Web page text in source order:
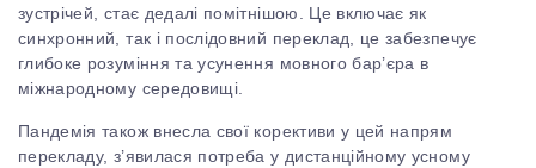
зустрічей, стає дедалі помітнішою. Це включає як
синхронний, так і послідовний переклад, це забезпечує
глибоке розуміння та усунення мовного бар’єра в
міжнародному середовищі.
Пандемія також внесла свої корективи у цей напрям
перекладу, з’явилася потреба у дистанційному усному